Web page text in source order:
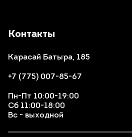
Контакты
Карасай Батыра, 185
+7 (775) 007-85-67
Пн-Пт 10:00-19:00
Сб 11:00-18:00
Вс - выходной